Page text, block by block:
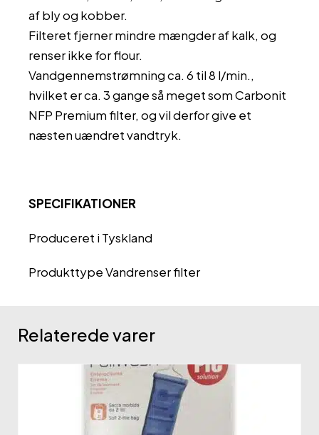
af bly og kobber.
Filteret fjerner mindre mængder af kalk, og
renser ikke for flour.
Vandgennemstrømning ca. 6 til 8 l/min.,
hvilket er ca. 3 gange så meget som Carbonit
NFP Premium filter, og vil derfor give et
næsten uændret vandtryk.
SPECIFIKATIONER
Produceret i Tyskland
Produkttype Vandrenser filter
Relaterede varer